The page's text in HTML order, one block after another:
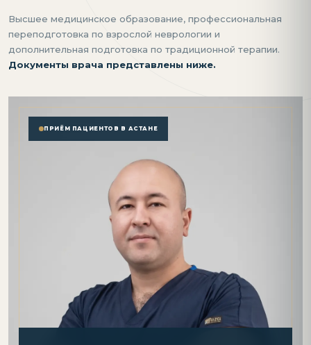
Высшее медицинское образование, профессиональная
переподготовка по взрослой неврологии и
дополнительная подготовка по традиционной терапии.
Документы врача представлены ниже.
ПРИЁМ ПАЦИЕНТОВ В АСТАНЕ